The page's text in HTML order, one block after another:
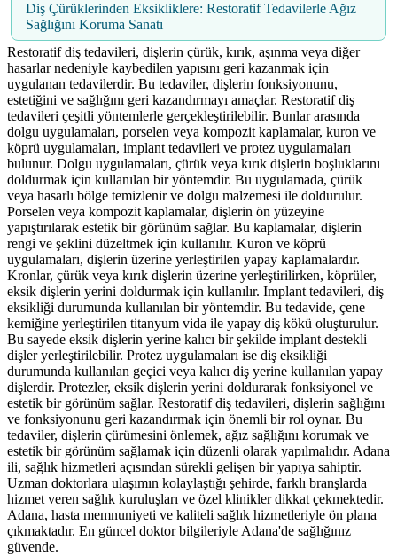
Diş Çürüklerinden Eksikliklere: Restoratif Tedavilerle Ağız
Sağlığını Koruma Sanatı
Restoratif diş tedavileri, dişlerin çürük, kırık, aşınma veya diğer
hasarlar nedeniyle kaybedilen yapısını geri kazanmak için
uygulanan tedavilerdir. Bu tedaviler, dişlerin fonksiyonunu,
estetiğini ve sağlığını geri kazandırmayı amaçlar. Restoratif diş
tedavileri çeşitli yöntemlerle gerçekleştirilebilir. Bunlar arasında
dolgu uygulamaları, porselen veya kompozit kaplamalar, kuron ve
köprü uygulamaları, implant tedavileri ve protez uygulamaları
bulunur. Dolgu uygulamaları, çürük veya kırık dişlerin boşluklarını
doldurmak için kullanılan bir yöntemdir. Bu uygulamada, çürük
veya hasarlı bölge temizlenir ve dolgu malzemesi ile doldurulur.
Porselen veya kompozit kaplamalar, dişlerin ön yüzeyine
yapıştırılarak estetik bir görünüm sağlar. Bu kaplamalar, dişlerin
rengi ve şeklini düzeltmek için kullanılır. Kuron ve köprü
uygulamaları, dişlerin üzerine yerleştirilen yapay kaplamalardır.
Kronlar, çürük veya kırık dişlerin üzerine yerleştirilirken, köprüler,
eksik dişlerin yerini doldurmak için kullanılır. Implant tedavileri, diş
eksikliği durumunda kullanılan bir yöntemdir. Bu tedavide, çene
kemiğine yerleştirilen titanyum vida ile yapay diş kökü oluşturulur.
Bu sayede eksik dişlerin yerine kalıcı bir şekilde implant destekli
dişler yerleştirilebilir. Protez uygulamaları ise diş eksikliği
durumunda kullanılan geçici veya kalıcı diş yerine kullanılan yapay
dişlerdir. Protezler, eksik dişlerin yerini doldurarak fonksiyonel ve
estetik bir görünüm sağlar. Restoratif diş tedavileri, dişlerin sağlığını
ve fonksiyonunu geri kazandırmak için önemli bir rol oynar. Bu
tedaviler, dişlerin çürümesini önlemek, ağız sağlığını korumak ve
estetik bir görünüm sağlamak için düzenli olarak yapılmalıdır. Adana
ili, sağlık hizmetleri açısından sürekli gelişen bir yapıya sahiptir.
Uzman doktorlara ulaşımın kolaylaştığı şehirde, farklı branşlarda
hizmet veren sağlık kuruluşları ve özel klinikler dikkat çekmektedir.
Adana, hasta memnuniyeti ve kaliteli sağlık hizmetleriyle ön plana
çıkmaktadır. En güncel doktor bilgileriyle Adana'de sağlığınız
güvende.